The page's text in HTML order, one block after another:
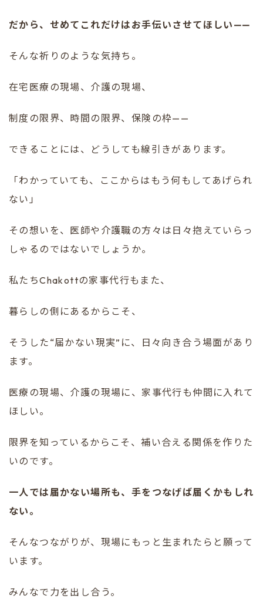
だから、せめてこれだけはお手伝いさせてほしい——
そんな祈りのような気持ち。
在宅医療の現場、介護の現場、
制度の限界、時間の限界、保険の枠——
できることには、どうしても線引きがあります。
「わかっていても、ここからはもう何もしてあげられ
ない」
その想いを、医師や介護職の方々は日々抱えていらっ
しゃるのではないでしょうか。
私たちChakottの家事代行もまた、
暮らしの側にあるからこそ、
そうした“届かない現実”に、日々向き合う場面があり
ます。
医療の現場、介護の現場に、家事代行も仲間に入れて
ほしい。
限界を知っているからこそ、補い合える関係を作りた
いのです。
一人では届かない場所も、手をつなげば届くかもしれ
ない。
そんなつながりが、現場にもっと生まれたらと願って
います。
みんなで力を出し合う。